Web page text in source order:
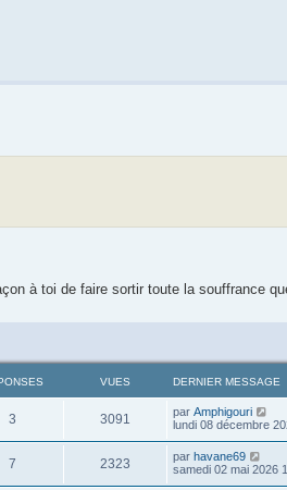
à toi de faire sortir toute la souffrance
VUES DERNIER MESSAGE
3 3091 par Amphigouri
lundi 08 décembre
7 2323 par havane69
samedi 02 mai 2026